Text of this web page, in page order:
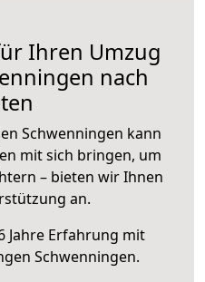
Ihren Umzug
nach
Schwenningen kann
mit sich bringen, um
– bieten wir Ihnen
an.
Jahre Erfahrung mit
Schwenningen.